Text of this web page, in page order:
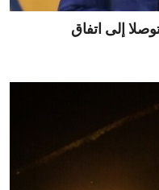
إلى اتفاق